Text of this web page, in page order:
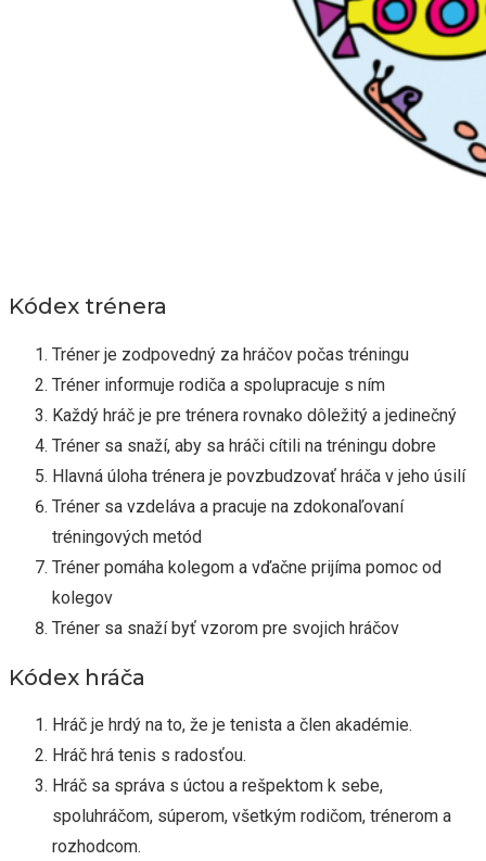
Kódex trénera
Tréner je zodpovedný za hráčov počas tréningu
Tréner informuje rodiča a spolupracuje s ním
Každý hráč je pre trénera rovnako dôležitý a jedinečný
Tréner sa snaží, aby sa hráči cítili na tréningu dobre
Hlavná úloha trénera je povzbudzovať hráča v jeho úsilí
Tréner sa vzdeláva a pracuje na zdokonaľovaní
tréningových metód
Tréner pomáha kolegom a vďačne prijíma pomoc od
kolegov
Tréner sa snaží byť vzorom pre svojich hráčov
Kódex hráča
Hráč je hrdý na to, že je tenista a člen akadémie.
Hráč hrá tenis s radosťou.
Hráč sa správa s úctou a rešpektom k sebe,
spoluhráčom, súperom, všetkým rodičom, trénerom a
rozhodcom.